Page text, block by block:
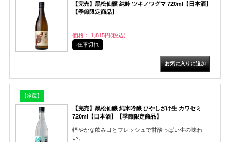
【完売】黒松仙醸 純吟 ツキノワグマ 720ml【日本酒】
【季節限定商品】
価格： 1,815円(税込)
在庫切れ
【冷蔵】
【完売】黒松仙醸 純米吟醸 ひやしざけ生 カワセミ
720ml【日本酒】【季節限定商品】
軽やかな飲み口とフレッシュで甘酸っぱい生の味わ
い。